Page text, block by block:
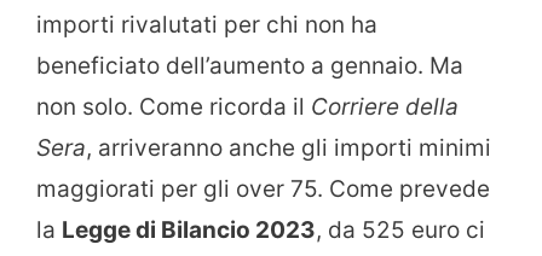
importi rivalutati per chi non ha
beneficiato dell’aumento a gennaio. Ma
non solo. Come ricorda il Corriere della
Sera, arriveranno anche gli importi minimi
maggiorati per gli over 75. Come prevede
la Legge di Bilancio 2023, da 525 euro ci